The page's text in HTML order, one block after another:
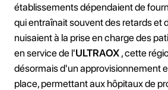
établissements dépendaient de
qui entraînait souvent des retards et
nuisaient à la prise en charge des
en service de l'ULTRAOX, cette
désormais d'un approvisionnement
place, permettant aux hôpitaux de